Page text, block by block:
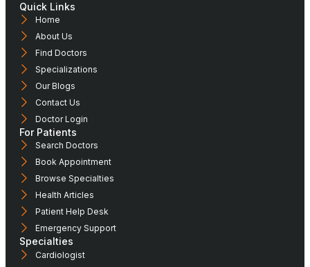
Quick Links
Home
About Us
Find Doctors
Specializations
Our Blogs
Contact Us
Doctor Login
For Patients
Search Doctors
Book Appointment
Browse Specialties
Health Articles
Patient Help Desk
Emergency Support
Specialties
Cardiologist